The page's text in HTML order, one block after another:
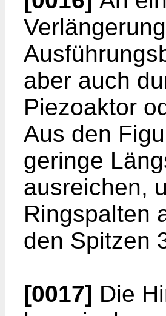
aber auch
Piezoaktor
Aus den
geringe
ausreichen,
Ringspalten
den Spitzen
[0017] Die